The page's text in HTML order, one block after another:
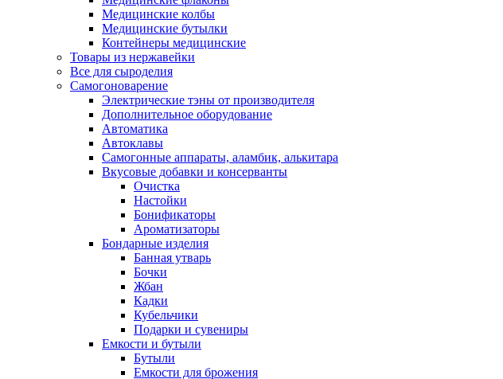
Медицинские колбы
Медицинские бутылки
Контейнеры медицинские
Товары из нержавейки
Все для сыроделия
Самогоноварение
Электрические тэны от производителя
Дополнительное оборудование
Автоматика
Автоклавы
Самогонные аппараты, аламбик, алькитара
Вкусовые добавки и консерванты
Очистка
Настойки
Бонификаторы
Ароматизаторы
Бондарные изделия
Банная утварь
Бочки
Жбан
Кадки
Кубельчики
Подарки и сувениры
Емкости и бутыли
Бутыли
Емкости для брожения